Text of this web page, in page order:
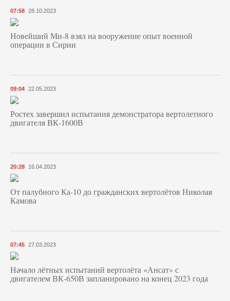
07:58 28.10.2023
Новейший Ми-8 взял на вооружение опыт военной
операции в Сирии
09:04 22.05.2023
Ростех завершил испытания демонстратора вертолетного
двигателя ВК-1600В
20:28 16.04.2023
От палубного Ка-10 до гражданских вертолётов Николая
Камова
07:45 27.03.2023
Начало лётных испытаний вертолёта «Ансат» с
двигателем ВК-650В запланировано на конец 2023 года